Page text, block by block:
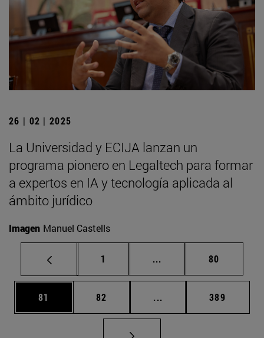
26 | 02 | 2025
La Universidad y ECIJA lanzan un
programa pionero en Legaltech para formar
a expertos en IA y tecnología aplicada al
ámbito jurídico
Imagen Manuel Castells
Página
1 ... Páginas intermedias
Página
80
Página
81 Página
82 ... Páginas intermedias
Página
389